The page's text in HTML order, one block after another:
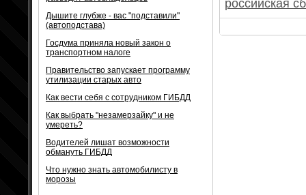
российская
Дышите глубже - вас "подставили"
(автоподстава)
Госдума приняла новый закон о
транспортном налоге
Правительство запускает программу
утилизации старых авто
Как вести себя с сотрудником ГИБДД
Как выбрать "незамерзайку" и не
умереть?
Водителей лишат возможности
обмануть ГИБДД
Что нужно знать автомобилисту в
морозы